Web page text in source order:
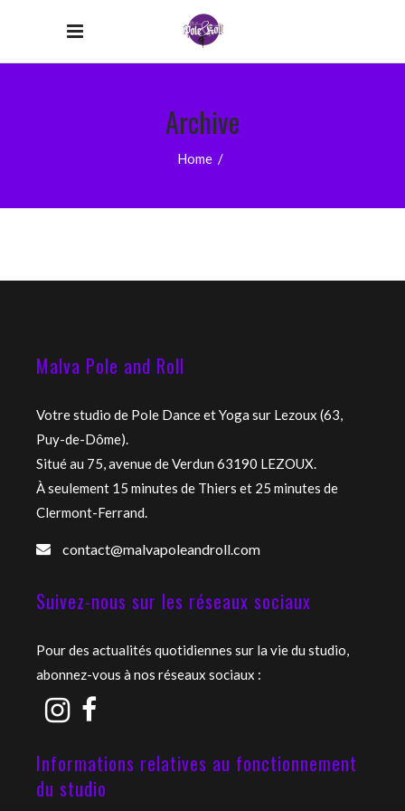
Archive
Home/
Malva Pole and Roll
Votre studio de Pole Dance et Yoga sur Lezoux (63,
Puy-de-Dôme).
Situé au 75, avenue de Verdun 63190 LEZOUX.
À seulement 15 minutes de Thiers et 25 minutes de
Clermont-Ferrand.
contact@malvapoleandroll.com
Suivez-nous sur les réseaux sociaux
Pour des actualités quotidiennes sur la vie du studio,
abonnez-vous à nos réseaux sociaux :
Informations relatives au fonctionnement
du studio